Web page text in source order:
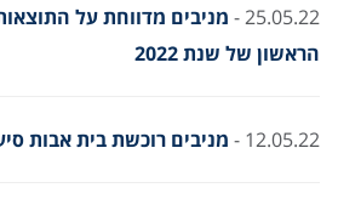
25.05.22 -
מניבים מדווחת על
הראשון של שנת 2022
12.05.22 - מניבים רוכשת בית אבות